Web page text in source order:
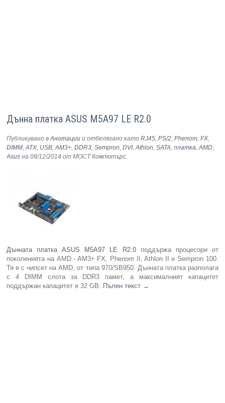
Дънна платка ASUS M5A97 LE R2.0
Публикувано вАнотации и отбелязано катоRJ45,PS/2,Phenom,FX,
DIMM,ATX, USB,AM3+,DDR3,Sempron,DVI,Athlon,SATA,платка,AMD,
Asus на 08/12/2014 от МОСТ Компютърс.
Дънната платка ASUS M5A97 LE R2.0поддържа процесори от
поколенията на AMD - AM3+ FX, Phenom II, Athlon II и Sempron 100.
Тя е с чипсет на AMD, от типа 970/SB950. Дънната платка разполага
с 4 DIMM слота за DDR3 памет, а максималният капацитет
поддържан капацитет е 32 GB. Пълен текст →